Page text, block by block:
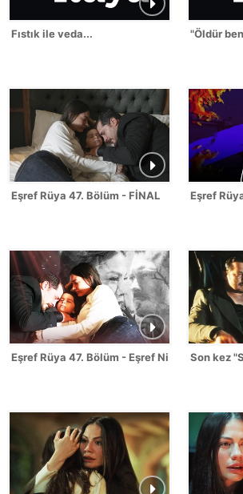
Fıstık ile veda... "Öldür
Eşref Rüya 47. Bölüm - FİNAL Eşref
Eşref Rüya 47. Bölüm - Eşref Nisan Sahneleri
Son kez